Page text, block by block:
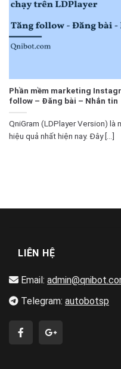
Phần mềm marketing
follow – Đăng bài – Nhắn tin
QniGram (LDPlayer Version) là
hiệu quả nhất hiện nay. Đây [...]
LIÊN HỆ
Email:
Telegram: autobotsp